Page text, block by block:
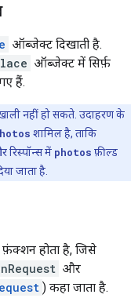
ऑब्जेक्ट दिखाती है.
ऑब्जेक्ट में सिर्फ़
हैं.
नहीं हो सकते. उदाहरण के
शामिल है, ताकि
रिस्पॉन्स में photos फ़ील्ड
जाता है.
होता है, जिसे
और
) कहा जाता है.